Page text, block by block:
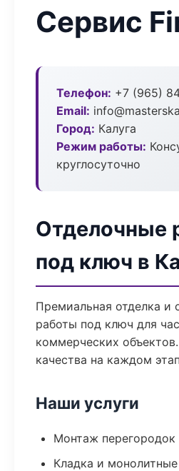
Сервис
Телефон: +7 (965)
Email:
Город: Калуга
Режим работы:
круглосуточно
Отделочные
под ключ в
Премиальная отделка и
работы под ключ для
коммерческих
качества на каждом
Наши услуги
Монтаж перегородок
Кладка и